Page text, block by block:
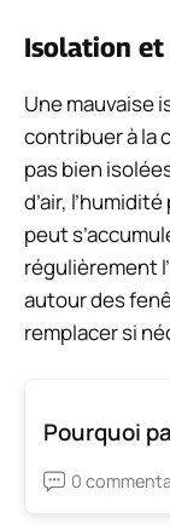
Isolation
Une mauvaise
contribuer à la
pas bien
d’air,
peut
régulièrement
autour des
remplacer si
Pourquoi
0